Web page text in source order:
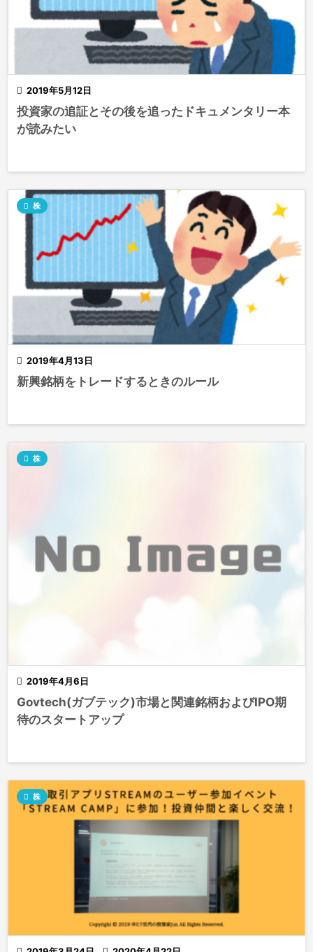
 2019年5月12日
投資家の追証とその後を追ったドキュメンタリー本
が読みたい
 2019年4月13日
 株
新興銘柄をトレードするときのルール
 2019年4月6日
 株
Govtech(ガブテック)市場と関連銘柄およびIPO期
待のスタートアップ
 株